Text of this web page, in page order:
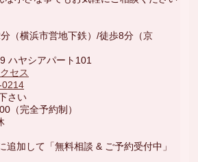
分（横浜市営地下鉄）/徒歩8分（京
ハヤシアパート101
セス
さい
（完全予約制）
追加して「無料相談 & ご予約受付中」